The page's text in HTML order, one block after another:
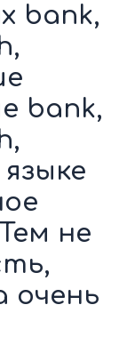
bank,
bank,
не
очень